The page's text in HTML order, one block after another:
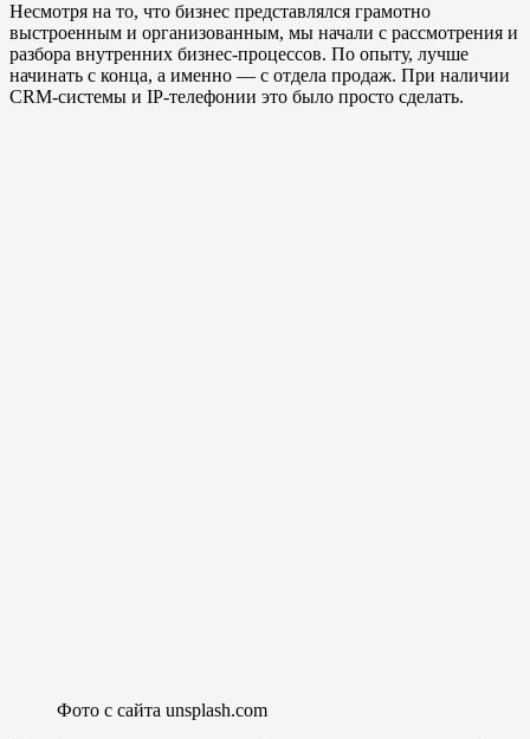
Несмотря на то, что бизнес представлялся грамотно
выстроенным и организованным, мы начали с рассмотрения и
разбора внутренних бизнес-процессов. По опыту, лучше
начинать с конца, а именно — с отдела продаж. При наличии
CRM-системы и IP-телефонии это было просто сделать.
Фото с сайта unsplash.com